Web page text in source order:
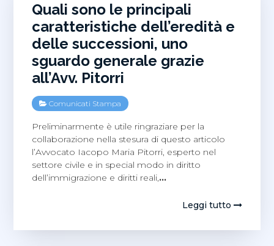
Quali sono le principali
caratteristiche dell’eredità e
delle successioni, uno
sguardo generale grazie
all’Avv. Pitorri
Comunicati Stampa
Preliminarmente è utile ringraziare per la
collaborazione nella stesura di questo articolo
l’Avvocato Iacopo Maria Pitorri, esperto nel
settore civile e in special modo in diritto
dell’immigrazione e diritti reali,…
Leggi tutto